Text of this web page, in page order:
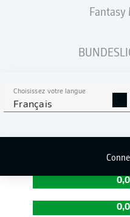
Fantasy
Choisissez votre langue
Français
0
0 %
EFFICACITÉ
0,0
0,0